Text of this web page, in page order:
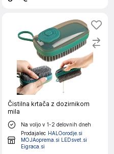
Čistilna krtača z dozirnikom
mila
Na voljo v 1-2 delovnih dneh
Prodajalec HALOorodje.si
MOJAoprema.si LEDsvet.si
Eigraca.si